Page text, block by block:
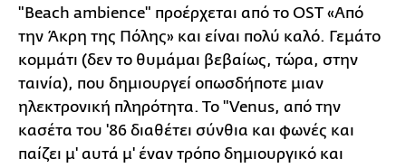
"Beach ambience" προέρχεται από το OST «Από
την Άκρη της Πόλης» και είναι πολύ καλό. Γεμάτο
κομμάτι (δεν το θυμάμαι βεβαίως, τώρα, στην
ταινία), που δημιουργεί οπωσδήποτε μιαν
ηλεκτρονική πληρότητα. Το "Venus, από την
κασέτα του '86 διαθέτει σύνθια και φωνές και
παίζει μ' αυτά μ' έναν τρόπο δημιουργικό και